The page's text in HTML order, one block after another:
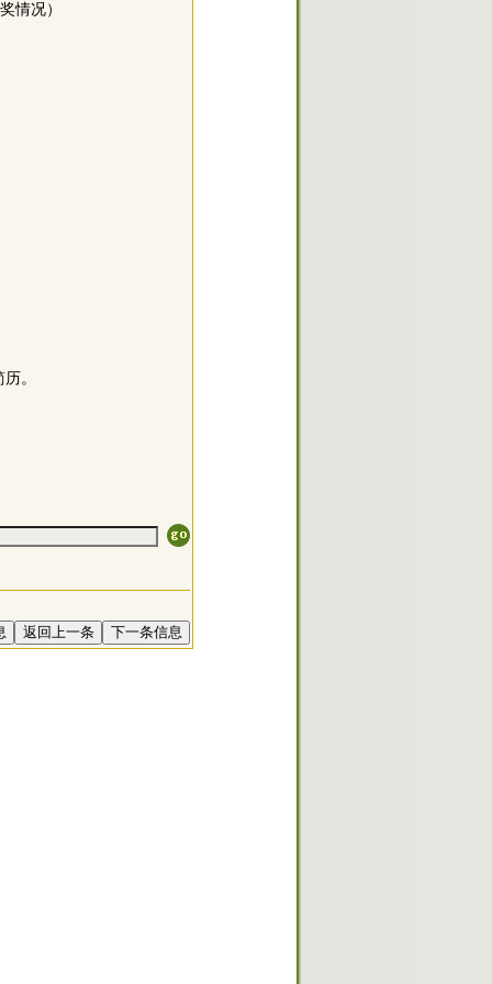
情况）
。